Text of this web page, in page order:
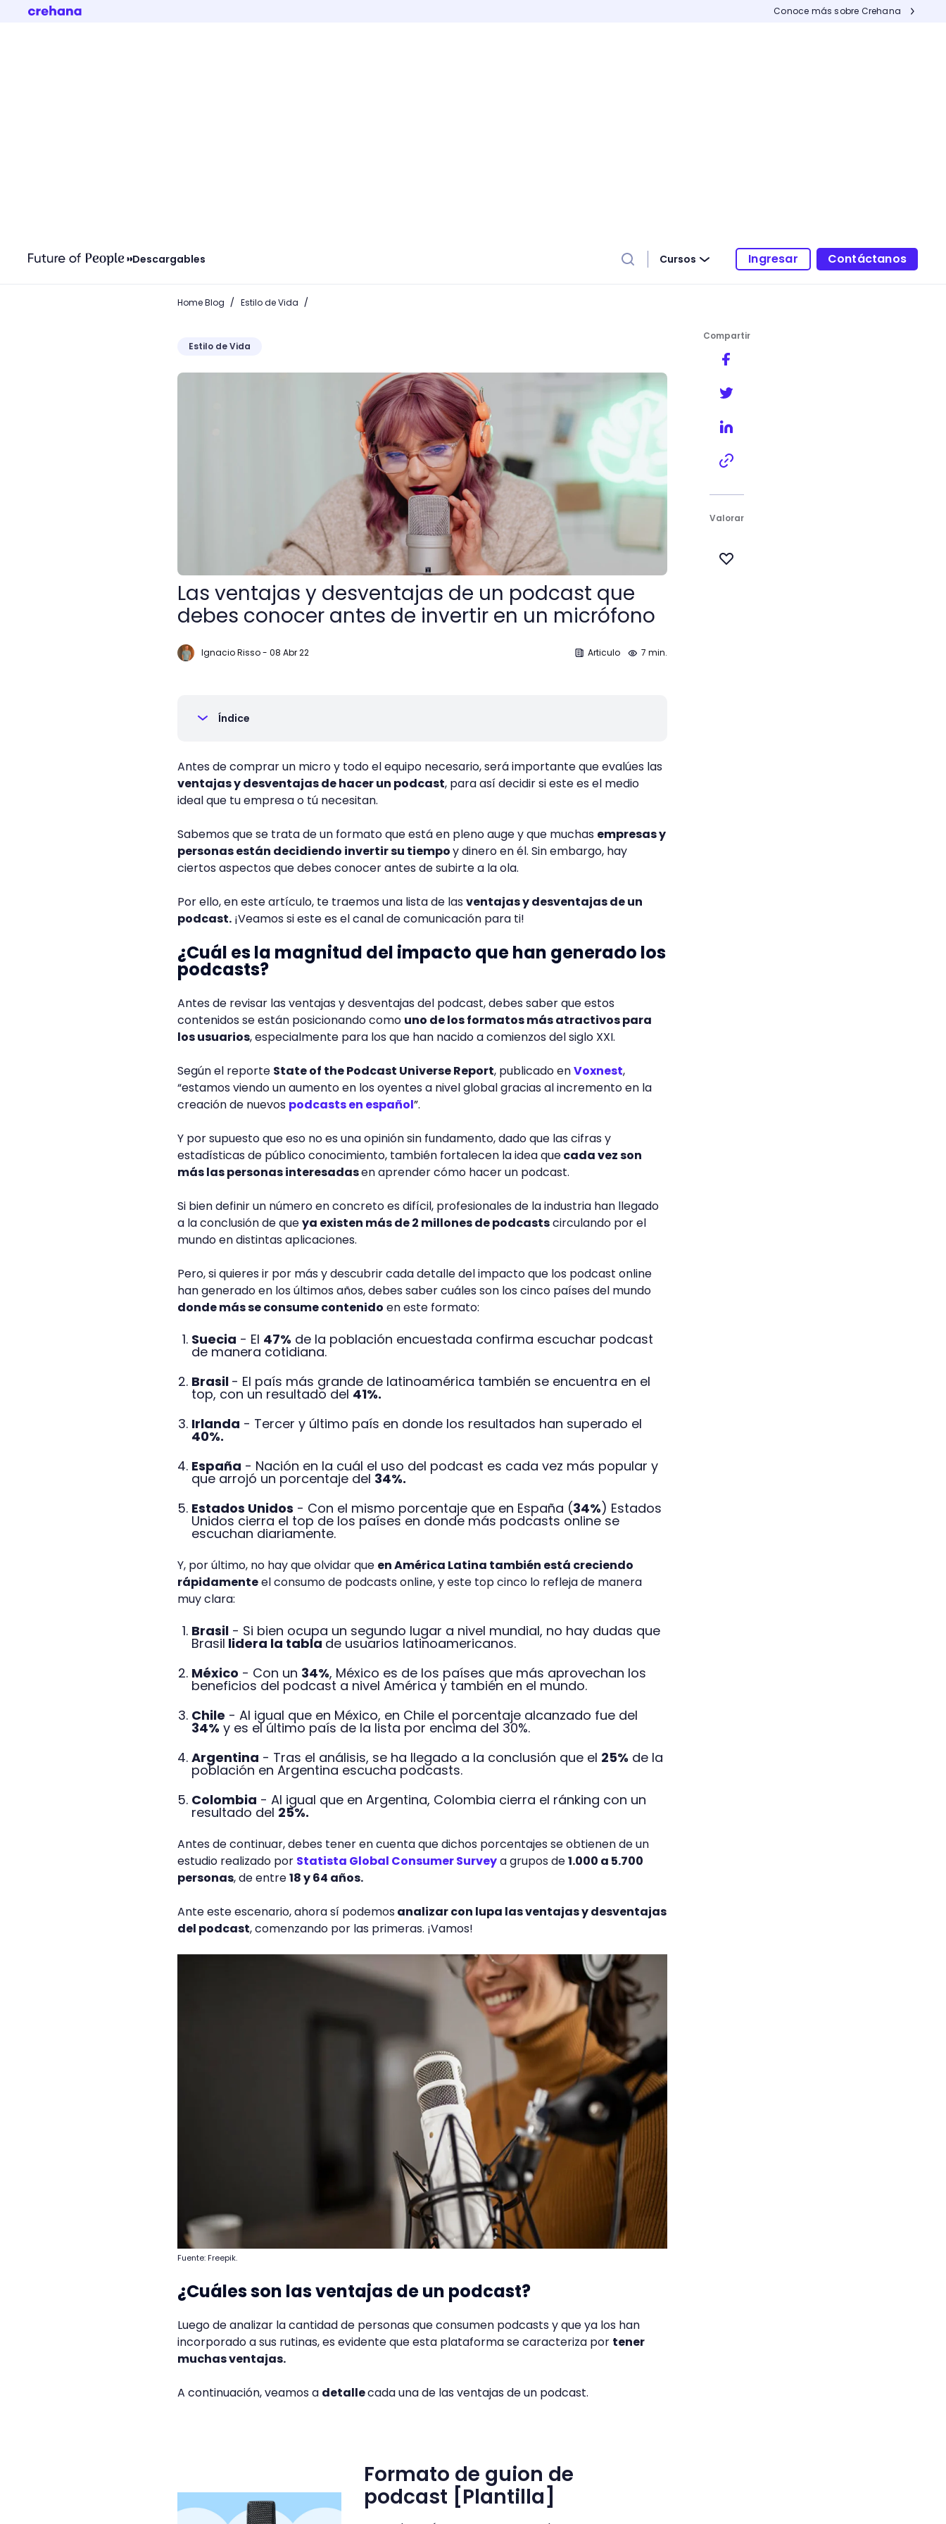
Conoce más sobre Crehana
Descargables Cursos Ingresar Contáctanos
Home Blog / Estilo de Vida /
Estilo de Vida
Las ventajas y desventajas de un podcast que debes conocer antes de invertir en un micrófono
Las ventajas y desventajas de un podcast que
debes conocer antes de invertir en un micrófono
Ignacio Risso- 08 Abr 22 Articulo 7 min.
Índice
Antes de comprar un micro y todo el equipo necesario, será importante que evalúes las
ventajas y desventajas de hacer un podcast, para así decidir si este es el medio
ideal que tu empresa o tú necesitan.
Sabemos que se trata de un formato que está en pleno auge y que muchas empresas y
personas están decidiendo invertir su tiempoy dinero en él. Sin embargo, hay
ciertos aspectos que debes conocer antes de subirte a la ola.
Por ello, en este artículo, te traemos una lista de lasventajas y desventajas de un
podcast. ¡Veamos si este es el canal de comunicación para ti!
¿Cuál es la magnitud del impacto que han generado los
podcasts?
Antes de revisar las ventajas y desventajas del podcast, debes saber que estos
contenidos se están posicionando como uno de los formatos más atractivos para
los usuarios, especialmente para los que han nacido a comienzos del siglo XXI.
Según el reporte State of the Podcast Universe Report, publicado enVoxnest,
“estamos viendo un aumento en los oyentes a nivel global gracias al incremento en la
creación de nuevos podcasts en español”.
Y por supuesto que eso no es una opinión sin fundamento, dado que las cifras y
estadísticas de público conocimiento, también fortalecen la idea quecada vez son
más las personas interesadasen aprender cómo hacer un podcast.
Si bien definir un número en concreto es difícil, profesionales de la industria han llegado
a la conclusión de queya existen más de 2 millones de podcastscirculando por el
mundo en distintas aplicaciones.
Pero, si quieres ir por más y descubrir cada detalle del impacto que los podcast online
han generado en los últimos años, debes saber cuáles son los cinco países del mundo
donde más se consume contenido en este formato:
Suecia - El 47% de la población encuestada confirma escuchar podcast
de manera cotidiana.
Brasil - El país más grande de latinoamérica también se encuentra en el
top, con un resultado del 41%.
Irlanda - Tercer y último país en donde los resultados han superado el
40%.
España - Nación en la cuál el uso del podcast es cada vez más popular y
que arrojó un porcentaje del 34%.
Estados Unidos - Con el mismo porcentaje que en España (34%) Estados
Unidos cierra el top de los países en donde más podcasts online se
escuchan diariamente.
Y, por último, no hay que olvidar que en América Latina también está creciendo
rápidamenteel consumo de podcasts online, y este top cinco lo refleja de manera
muy clara:
Brasil - Si bien ocupa un segundo lugar a nivel mundial, no hay dudas que
Brasil lidera la tabla de usuarios latinoamericanos.
México - Con un 34%, México es de los países que más aprovechan los
beneficios del podcast a nivel América y también en el mundo.
Chile - Al igual que en México, en Chile el porcentaje alcanzado fue del
34% y es el último país de la lista por encima del 30%.
Argentina - Tras el análisis, se ha llegado a la conclusión que el 25% de la
población en Argentina escucha podcasts.
Colombia - Al igual que en Argentina, Colombia cierra el ránking con un
resultado del 25%.
Antes de continuar, debes tener en cuenta que dichos porcentajes se obtienen de un
estudio realizado por Statista Global Consumer Surveya grupos de1.000 a 5.700
personas, de entre18 y 64 años.
Ante este escenario, ahora sí podemosanalizar con lupa las ventajas y desventajas
del podcast, comenzando por las primeras. ¡Vamos!
Fuente: Freepik.
¿Cuáles son las ventajas de un podcast?
Luego de analizar la cantidad de personas que consumen podcasts y que ya los han
incorporado a sus rutinas, es evidente que esta plataforma se caracteriza por tener
muchas ventajas.
A continuación, veamos a detallecada una de las ventajas de un podcast.
Formato de guion de
podcast [Plantilla]
Compartir
Valorar